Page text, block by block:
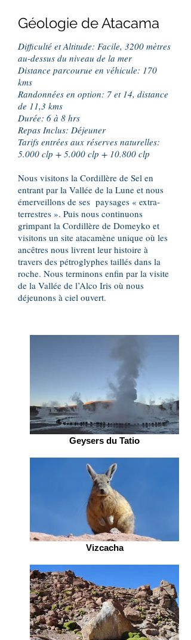
Géologie de Atacama
Difficulté et Altitude: Facile, 3200 mètres
au-dessus du niveau de la mer
Distance parcourue en véhicule: 170
kms
Randonnées en option: 7 et 14, distance
de 11,3 kms
Durée: 6 à 8 hrs
Repas Inclus: Déjeuner
Tarifs entrées aux réserves naturelles:
5.000 clp + 5.000 clp + 10.800 clp
Nous visitons la Cordillère de Sel en
entrant par la Vallée de la Lune et nous
émerveillons de ses paysages « extra-
terrestres ». Puis nous continuons
grimpant la Cordillère de Domeyko et
visitons un site atacamène unique où les
ancêtres nous livrent leur histoire à
travers des pétroglyphes taillés dans la
roche. Nous terminons enfin par la visite
de la Vallée de l’Alco Iris où nous
déjeunons à ciel ouvert.
Geysers du Tatio
Vizcacha